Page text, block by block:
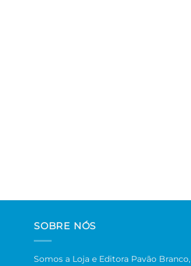
SOBRE NÓS
Somos a Loja e Editora Pavão Branco,